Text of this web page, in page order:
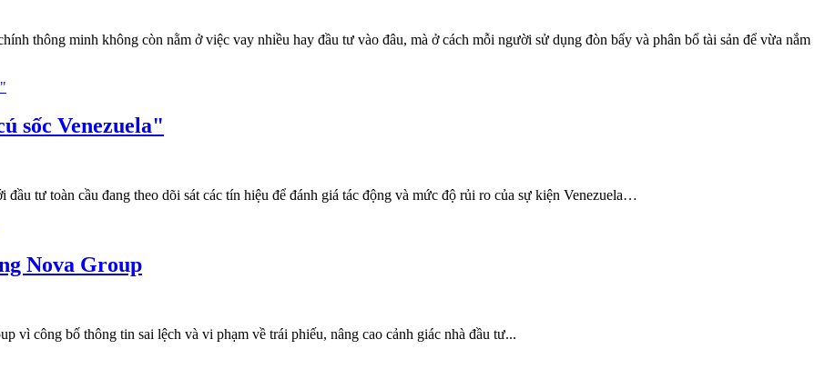
thông minh không còn nằm ở việc vay nhiều hay đầu tư vào đâu, mà ở cách mỗi người sử dụng đòn bẩy và phân bổ tài sản để vừa nắm
sốc Venezuela"
tư toàn cầu đang theo dõi sát các tín hiệu để đánh giá tác động và mức độ rủi ro của sự kiện Venezuela…
Nova Group
vì công bố thông tin sai lệch và vi phạm về trái phiếu, nâng cao cảnh giác nhà đầu tư...